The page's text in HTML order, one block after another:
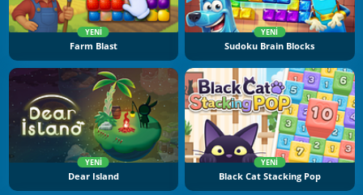
YENI
Farm Blast
YENI
Sudoku Brain Blocks
YENI
Dear Island
YENI
Black Cat Stacking Pop